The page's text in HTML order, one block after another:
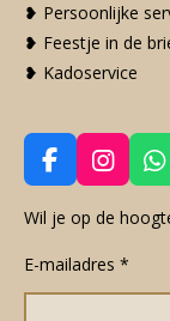
❥ Persoonlijke
❥ Feestje in de
❥ Kadoservice
F
a
c
b
o
I
n
s
a
g
W
h
a
A
Wil je op de
E-mailadres *